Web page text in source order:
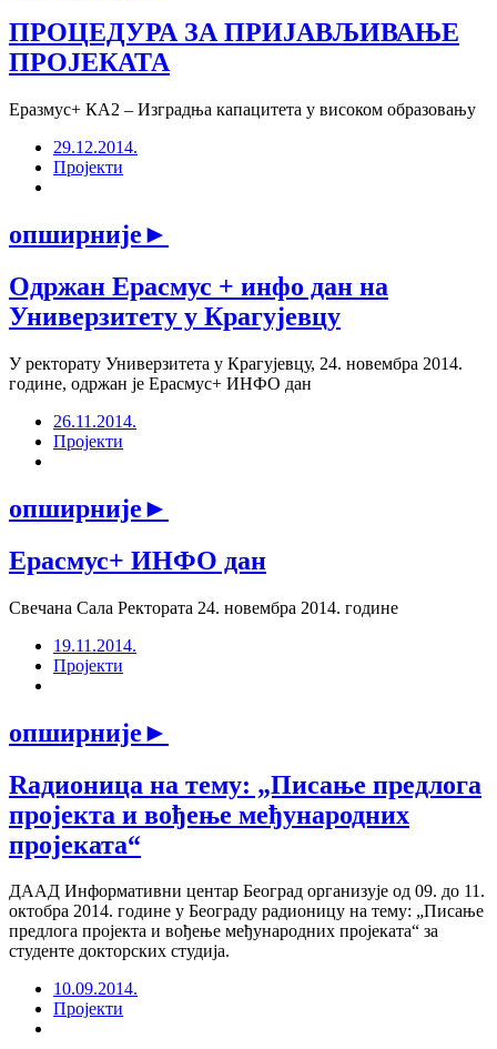
ПРОЦЕДУРА ЗА ПРИЈАВЉИВАЊЕ
ПРОЈЕКАТА
Еразмус+ КА2 – Изградња капацитета у високом образовању
29.12.2014.
Пројекти
опширније►
Одржан Ерасмус + инфо дан на
Универзитету у Крагујевцу
У ректорату Универзитета у Крагујевцу, 24. новембра 2014.
године, одржан је Ерасмус+ ИНФО дан
26.11.2014.
Пројекти
опширније►
Ерасмус+ ИНФО дан
Свечана Сала Ректората 24. новембра 2014. године
19.11.2014.
Пројекти
опширније►
Rадионицa на тему: „Писање предлога
пројекта и вођење међународних
пројеката“
ДААД Информативни центар Београд организује од 09. до 11.
октобра 2014. године у Београду радионицу на тему: „Писање
предлога пројекта и вођење међународних пројеката“ за
студенте докторских студија.
10.09.2014.
Пројекти